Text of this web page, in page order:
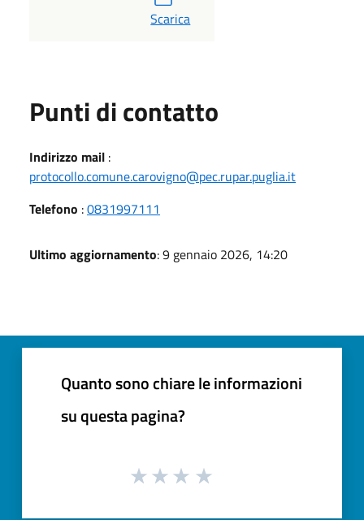
PDF
Scarica
Punti di contatto
Indirizzo mail :
protocollo.comune.carovigno@pec.rupar.puglia.it
Telefono :0831997111
Ultimo aggiornamento: 9 gennaio 2026, 14:20
Quanto sono chiare le informazioni
su questa pagina?